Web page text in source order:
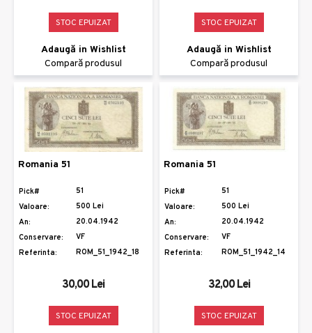
STOC EPUIZAT
Adaugă in Wishlist
Compară produsul
STOC EPUIZAT
Adaugă in Wishlist
Compară produsul
Romania 51
Pick#
51
Valoare:
500 Lei
An:
20.04.1942
Conservare:
VF
Referinta:
ROM_51_1942_18
30,00 Lei
STOC EPUIZAT
Romania 51
Pick#
51
Valoare:
500 Lei
An:
20.04.1942
Conservare:
VF
Referinta:
ROM_51_1942_14
32,00 Lei
STOC EPUIZAT